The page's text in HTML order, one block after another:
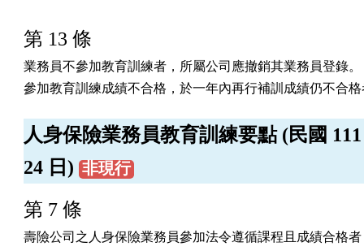
第 13 條
業務員不參加教育訓練者，所屬公司應撤銷其業務員登錄。
參加教育訓練成績不合格，於一年內再行補訓成績仍不合
人身保險業務員教育訓練要點 (民國
24 日) 非現行
第 7 條
壽險公司之人身保險業務員參加法令遵循課程且成績合格